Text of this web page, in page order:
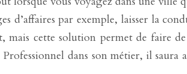
par exemple, laisser la
mais cette solution permet de faire
dans son métier, il